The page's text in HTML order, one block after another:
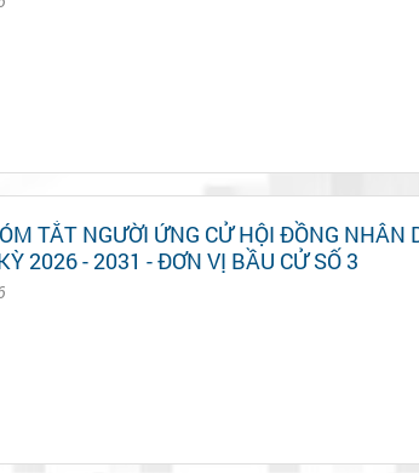
TẮT NGƯỜI ỨNG CỬ HỘI ĐỒNG NHÂN
2026 - 2031 - ĐƠN VỊ BẦU CỬ SỐ 3